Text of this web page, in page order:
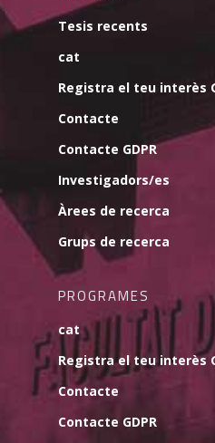
Tesis recents
cat
Registra el teu interès
Contacte
Contacte GDPR
Investigadors/es
Àrees de recerca
Grups de recerca
PROGRAMES
cat
Registra el teu interès
Contacte
Contacte GDPR